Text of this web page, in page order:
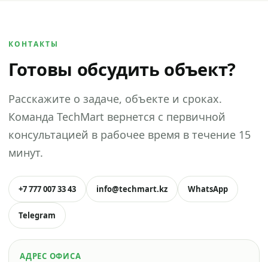
КОНТАКТЫ
Готовы обсудить объект?
Расскажите о задаче, объекте и сроках.
Команда TechMart вернется с первичной
консультацией в рабочее время в течение 15
минут.
+7 777 007 33 43 info@techmart.kz WhatsApp
Telegram
АДРЕС ОФИСА